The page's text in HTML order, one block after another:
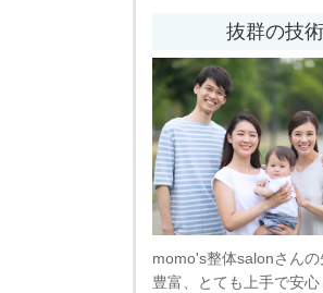
抜群の技
momo's整体salonさん
豊富、とても上手で安心